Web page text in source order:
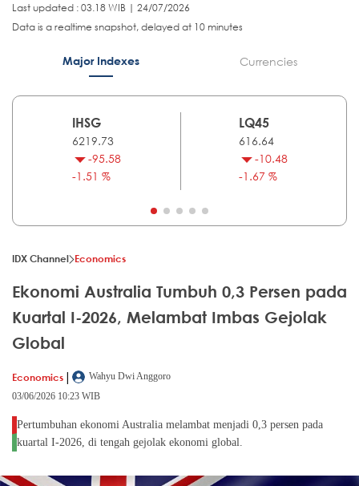
Last updated : 03.18 WIB | 24/07/2026
Data is a realtime snapshot, delayed at 10 minutes
Major Indexes Currencies
IHSG
6219.73
-95.58
-1.51 %
LQ45
616.64
-10.48
-1.67 %
IDX Channel Economics
Ekonomi Australia Tumbuh 0,3 Persen pada
Kuartal I-2026, Melambat Imbas Gejolak
Global
Economics |
Wahyu Dwi Anggoro
03/06/2026 10:23 WIB
Pertumbuhan ekonomi Australia melambat menjadi 0,3 persen pada
kuartal I-2026, di tengah gejolak ekonomi global.